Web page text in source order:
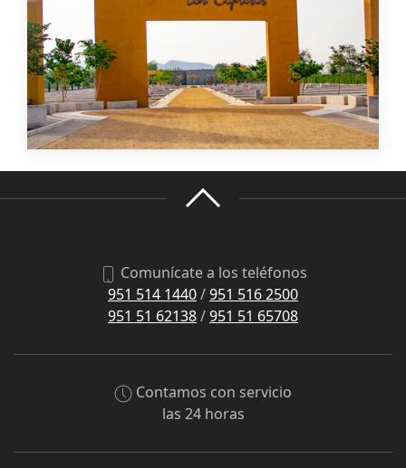
Comunícate a los teléfonos
951 514 1440/951 516 2500
951 51 62138/951 51 65708
Contamos con servicio
las 24 horas